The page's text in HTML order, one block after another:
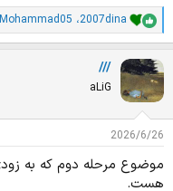
ا
م
ت
ی
ا
ز
ت
:
2007dina، Mohammad05
///
aLiG
2026/6/26
موضوع مرحله دوم که به
هست.